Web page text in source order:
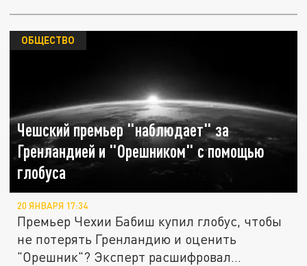
Чешский премьер "наблюдает" за
Гренландией и "Орешником" с помощью
глобуса
ОБЩЕСТВО
20 ЯНВАРЯ 17:34
Премьер Чехии Бабиш купил глобус, чтобы
не потерять Гренландию и оценить
"Орешник"? Эксперт расшифровал...